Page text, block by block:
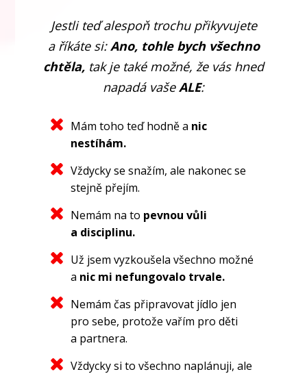
Jestli teď alespoň trochu přikyvujete
a říkáte si:Ano, tohle bych všechno
chtěla, tak je také možné, že vás hned
napadá vašeALE:
Mám toho teď hodně a nic
nestíhám.
Vždycky se snažím, ale nakonec se
stejně přejím.
Nemám na to pevnou vůli
a disciplinu.
Už jsem vyzkoušela všechno možné
a nic mi nefungovalo trvale.
Nemám čas připravovat jídlo jen
pro sebe, protože vařím pro děti
a partnera.
Vždycky si to všechno naplánuji, ale